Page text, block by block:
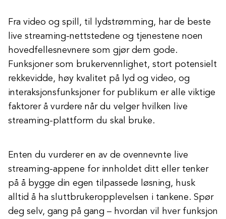
Fra video og spill, til lydstrømming, har de beste
live streaming-nettstedene og tjenestene noen
hovedfellesnevnere som gjør dem gode.
Funksjoner som brukervennlighet, stort potensielt
rekkevidde, høy kvalitet på lyd og video, og
interaksjonsfunksjoner for publikum er alle viktige
faktorer å vurdere når du velger hvilken live
streaming-plattform du skal bruke.
Enten du vurderer en av de ovennevnte live
streaming-appene for innholdet ditt eller tenker
på å bygge din egen tilpassede løsning, husk
alltid å ha sluttbrukeropplevelsen i tankene. Spør
deg selv, gang på gang – hvordan vil hver funksjon